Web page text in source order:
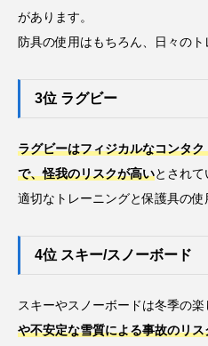
があります。
防具の使用はもちろん、日々のト
3位 ラグビー
ラグビーはフィジカルなコンタ
で、怪我のリスクが高いとされて
適切なトレーニングと保護具の使
4位 スキー/スノーボード
スキーやスノーボードは冬季の楽
や不安定な雪質による事故のリス